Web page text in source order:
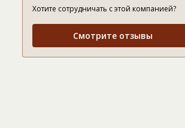
Хотите сотрудничать с этой компанией?
Смотрите отзывы